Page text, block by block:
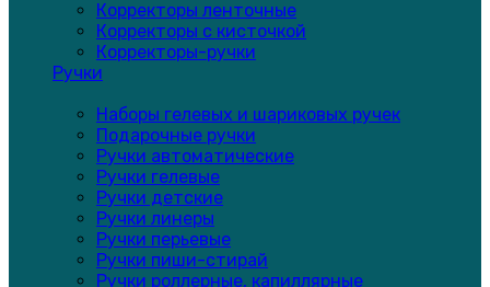
Корректоры ленточные
Корректоры с кисточкой
Корректоры-ручки
Ручки
Наборы гелевых и шариковых ручек
Подарочные ручки
Ручки автоматические
Ручки гелевые
Ручки детские
Ручки линеры
Ручки перьевые
Ручки пиши-стирай
Ручки роллерные, капиллярные